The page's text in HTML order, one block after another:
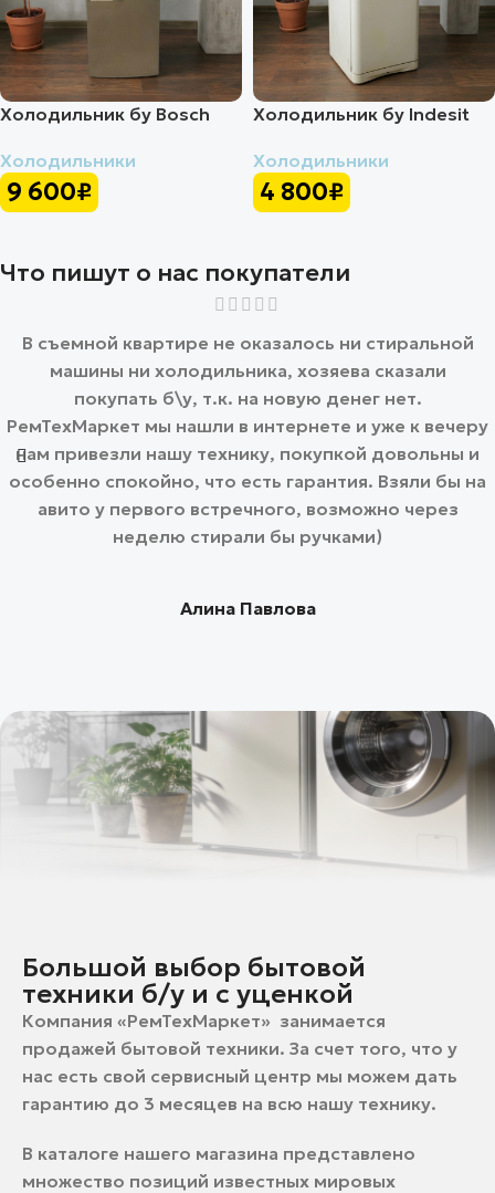
Холодильник бу Bosch
Холодильники
9 600₽
Холодильник бу Indesit
Холодильники
4 800₽
Что пишут о нас покупатели
В съемной квартире не оказалось ни стиральной
машины ни холодильника, хозяева сказали
покупать б\у, т.к. на новую денег нет.
РемТехМаркет мы нашли в интернете и уже к вечеру
нам привезли нашу технику, покупкой довольны и
особенно спокойно, что есть гарантия. Взяли бы на
авито у первого встречного, возможно через
неделю стирали бы ручками)
Алина Павлова
Большой выбор бытовой
техники б/у и с уценкой
Компания «РемТехМаркет» занимается
продажей бытовой техники. За счет того, что у
нас есть свой сервисный центр мы можем дать
гарантию до 3 месяцев на всю нашу технику.
В каталоге нашего магазина представлено
множество позиций известных мировых